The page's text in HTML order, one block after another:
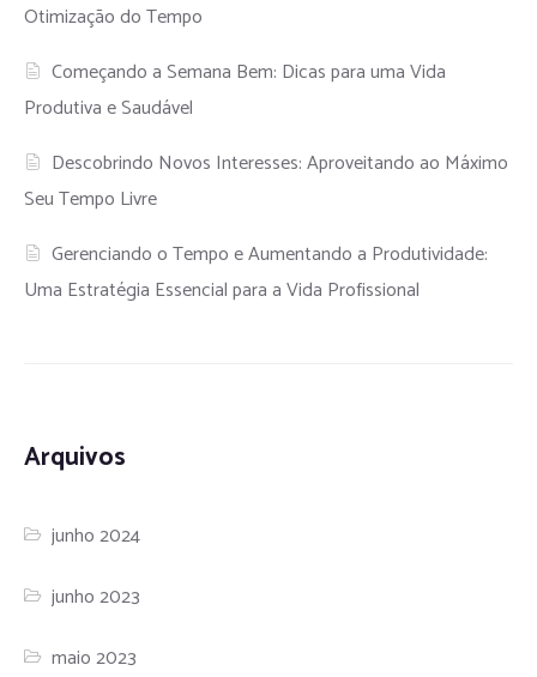
Otimização do Tempo
Começando a Semana Bem: Dicas para uma Vida
Produtiva e Saudável
Descobrindo Novos Interesses: Aproveitando ao Máximo
Seu Tempo Livre
Gerenciando o Tempo e Aumentando a Produtividade:
Uma Estratégia Essencial para a Vida Profissional
Arquivos
junho 2024
junho 2023
maio 2023